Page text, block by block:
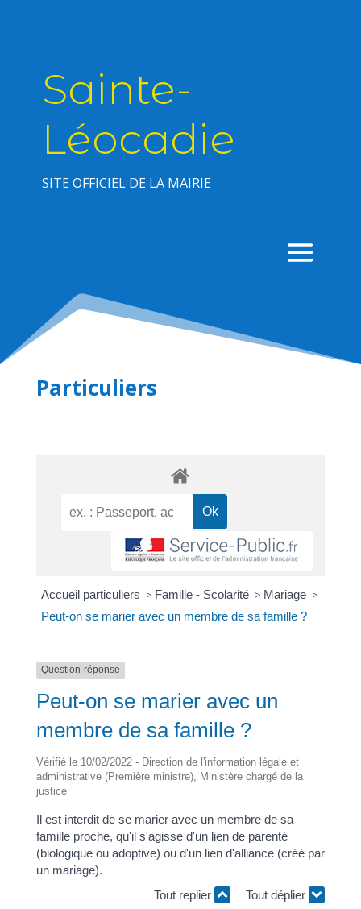
Sainte-
Léocadie
SITE OFFICIEL DE LA MAIRIE
Particuliers
Accueil particuliers > Famille - Scolarité > Mariage >
Peut-on se marier avec un membre de sa famille ?
Question-réponse
Peut-on se marier avec un
membre de sa famille ?
Vérifié le 10/02/2022 - Direction de l'information légale et
administrative (Première ministre), Ministère chargé de la
justice
Il est interdit de se marier avec un membre de sa
famille proche, qu'il s'agisse d'un lien de parenté
(biologique ou adoptive) ou d'un lien d'alliance (créé par
un mariage).
Tout replier
Tout déplier